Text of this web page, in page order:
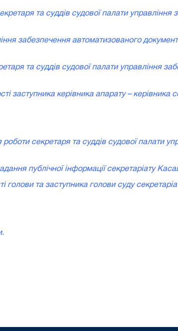
та суддів судової палати управління
забезпечення автоматизованого
та суддів судової палати управління
заступника керівника апарату – керівника
секретаря та суддів судової палати
публічної інформації секретаріату
голови та заступника голови суду